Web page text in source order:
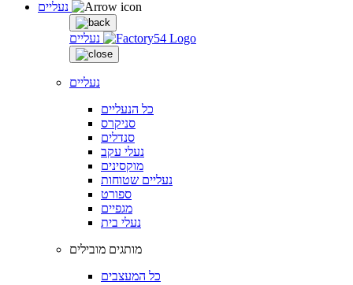
נעליים
נעליים
כל הנעליים
סניקרס
סנדלים
נעלי עקב
מוקסינים
נעליים שטוחות
ספורט
מגפיים
נעלי בית
מותגים מובילים
כל המעצבים